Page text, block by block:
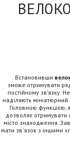
Встановивши
зможе отримувати
постійному зв’язку.
наділяють
Головною функцією,
дозволяє отримувати
місто знаходження.
мати зв'язок з іншими